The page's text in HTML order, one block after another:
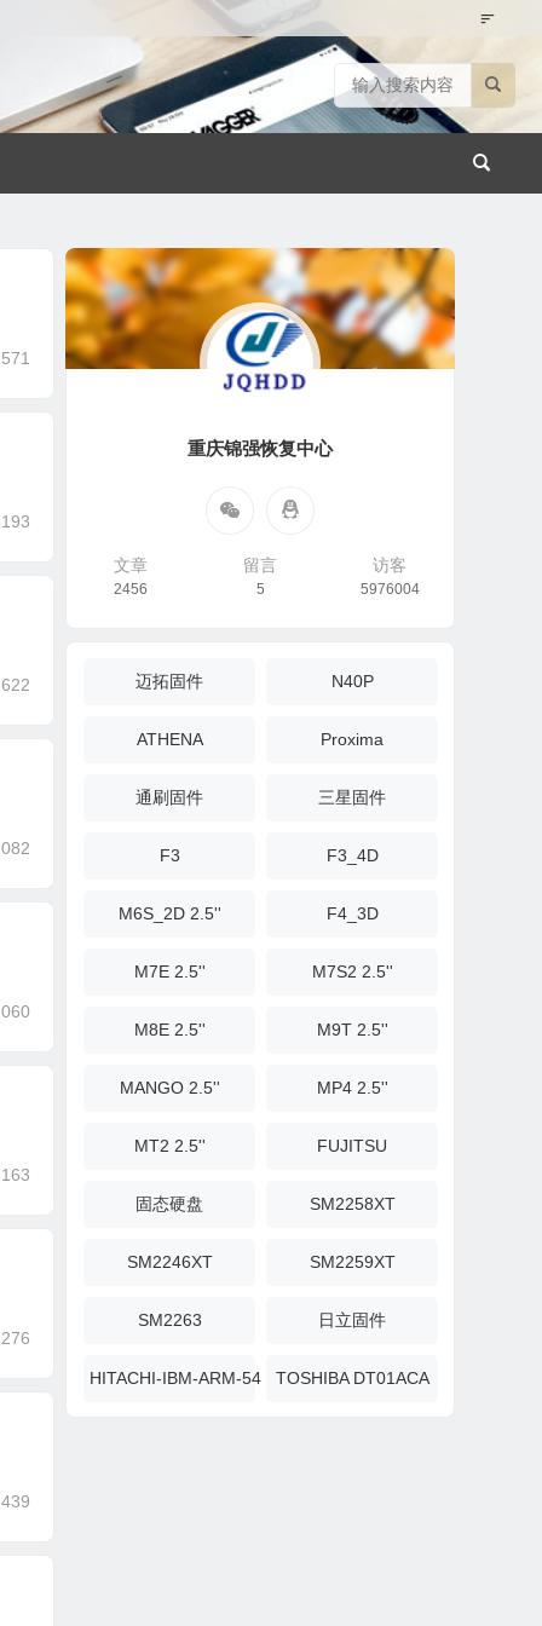
重庆锦强恢复中心
文章
2456
留言
5
访客
5976004
迈拓固件 N40P
ATHENA Proxima
通刷固件 三星固件
F3 F3_4D
M6S_2D 2.5'' F4_3D
M7E 2.5'' M7S2 2.5''
M8E 2.5'' M9T 2.5''
MANGO 2.5'' MP4 2.5''
MT2 2.5'' FUJITSU
固态硬盘 SM2258XT
SM2246XT SM2259XT
SM2263 日立固件
HITACHI-IBM-ARM-5450A7TOSHIBA DT01ACA